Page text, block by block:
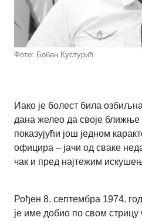
Фото: Бобан Кустурић
Иако је болест била
дана желео да своје ближње
показујући још једном
официра – јачи од сваке
чак и пред најтежим
Рођен 8. септембра 1974.
је име добио по свом